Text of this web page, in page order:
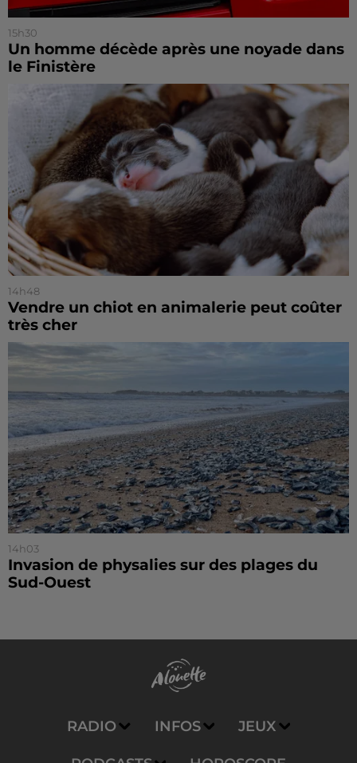
15h30
Un homme décède après une noyade dans
le Finistère
14h48
Vendre un chiot en animalerie peut coûter
très cher
14h03
Invasion de physalies sur des plages du
Sud-Ouest
RADIO INFOS JEUX